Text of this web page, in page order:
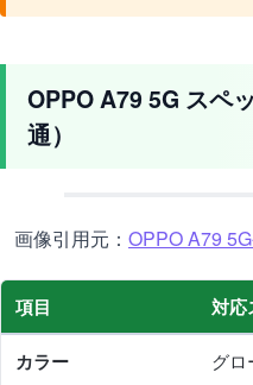
OPPO A79 5G スペ
通）
画像引用元： OPPO A79
項目 対応
カラー グロ